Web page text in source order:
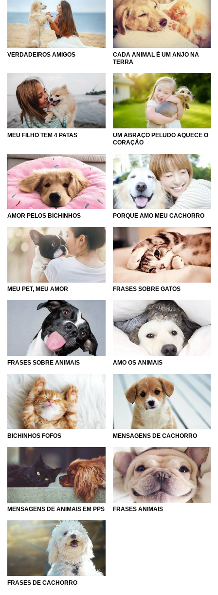
VERDADEIROS AMIGOS
CADA ANIMAL É UM ANJO NA
TERRA
MEU FILHO TEM 4 PATAS
UM ABRAÇO PELUDO AQUECE O
CORAÇÃO
AMOR PELOS BICHINHOS PORQUE AMO MEU CACHORRO
MEU PET, MEU AMOR FRASES SOBRE GATOS
FRASES SOBRE ANIMAIS AMO OS ANIMAIS
BICHINHOS FOFOS MENSAGENS DE CACHORRO
MENSAGENS DE ANIMAIS EM PPS FRASES ANIMAIS
FRASES DE CACHORRO